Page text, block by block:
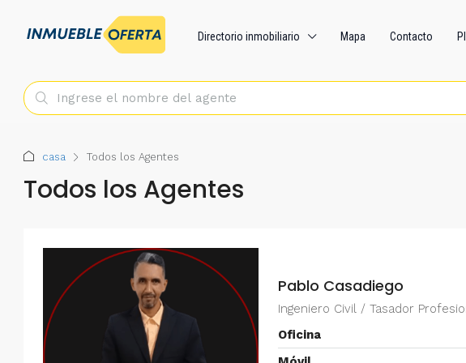
Directorio inmobiliario Mapa Contacto
casa Todos los Agentes
Todos los Agentes
Pablo Casadiego
Ingeniero Civil / Tasador
Oficina